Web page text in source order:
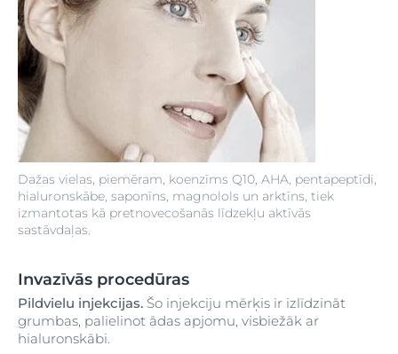
Dažas vielas, piemēram, koenzīms Q10, AHA, pentapeptīdi,
hialuronskābe, saponīns, magnolols un arktīns, tiek
izmantotas kā pretnovecošanās līdzekļu aktīvās
sastāvdaļas.
Invazīvās procedūras
Pildvielu injekcijas. Šo injekciju mērķis ir izlīdzināt
grumbas, palielinot ādas apjomu, visbiežāk ar
hialuronskābi.